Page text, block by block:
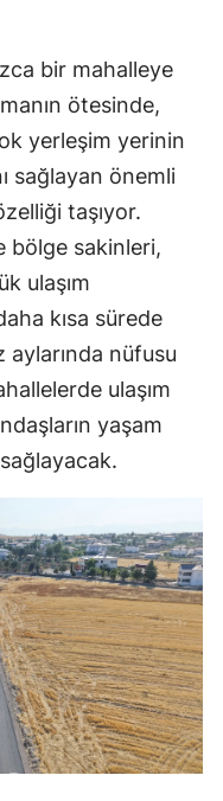
bir mahalleye
ötesinde,
yerleşim yerinin
sağlayan önemli
taşıyor.
bölge sakinleri,
ulaşım
kısa sürede
aylarında nüfusu
ulaşım
yaşam